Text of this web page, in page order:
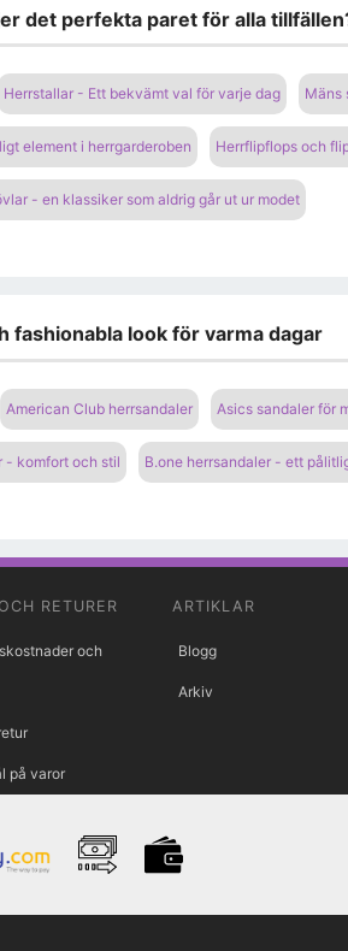
det perfekta paret för alla
Herrstallar - Ett bekvämt val för varje dag Mäns
element i herrgarderoben Herrflipflops och
- en klassiker som aldrig går ut ur modet
fashionabla look för varma dagar
American Club herrsandaler Asics sandaler för
- komfort och stil B.one herrsandaler - ett
RETURER
och
på varor
ARTIKLAR
Blogg
Arkiv